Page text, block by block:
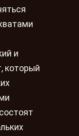
и
который